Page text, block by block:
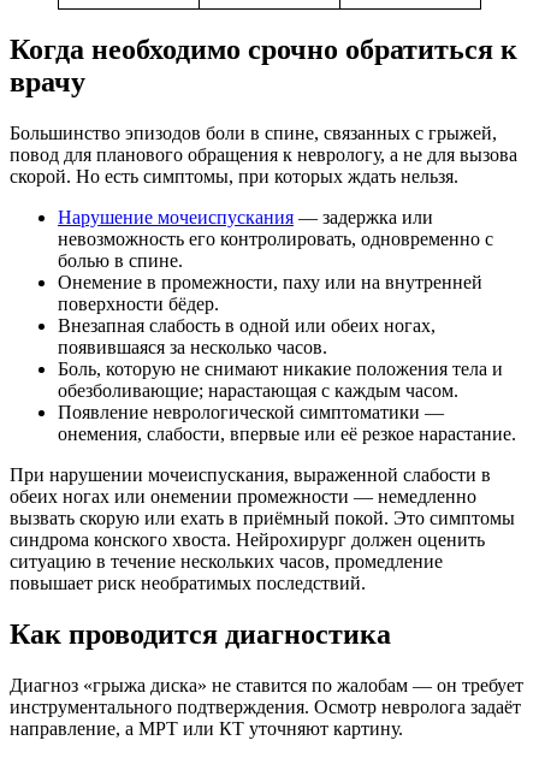
Когда необходимо срочно обратиться к
врачу
Большинство эпизодов боли в спине, связанных с грыжей,
повод для планового обращения к неврологу, а не для вызова
скорой. Но есть симптомы, при которых ждать нельзя.
Нарушение мочеиспускания — задержка или
невозможность его контролировать, одновременно с
болью в спине.
Онемение в промежности, паху или на внутренней
поверхности бёдер.
Внезапная слабость в одной или обеих ногах,
появившаяся за несколько часов.
Боль, которую не снимают никакие положения тела и
обезболивающие; нарастающая с каждым часом.
Появление неврологической симптоматики —
онемения, слабости, впервые или её резкое нарастание.
При нарушении мочеиспускания, выраженной слабости в
обеих ногах или онемении промежности — немедленно
вызвать скорую или ехать в приёмный покой. Это симптомы
синдрома конского хвоста. Нейрохирург должен оценить
ситуацию в течение нескольких часов, промедление
повышает риск необратимых последствий.
Как проводится диагностика
Диагноз «грыжа диска» не ставится по жалобам — он требует
инструментального подтверждения. Осмотр невролога задаёт
направление, а МРТ или КТ уточняют картину.